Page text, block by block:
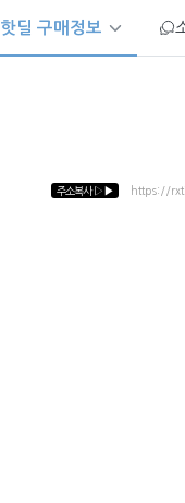
핫딜 구매정보
주소복사 ▷▶ https://